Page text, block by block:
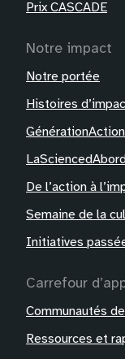
Prix CASCADE
Notre impact
Notre portée
Histoires
GénérationAction
De l’action à
Semaine de la
Initiatives
Carrefour
Communautés
Ressources et